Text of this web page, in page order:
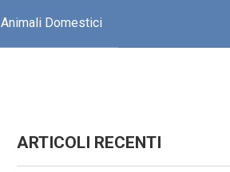
Animali Domestici
ARTICOLI RECENTI